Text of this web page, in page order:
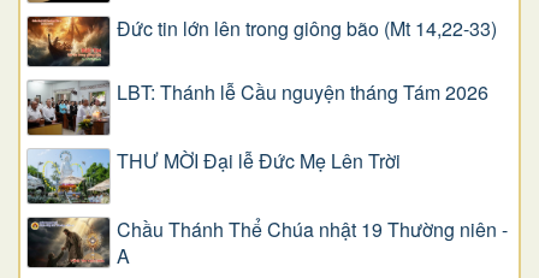
Đức tin lớn lên trong giông bão (Mt 14,22-33)
LBT: Thánh lễ Cầu nguyện tháng Tám 2026
THƯ MỜI Đại lễ Đức Mẹ Lên Trời
Chầu Thánh Thể Chúa nhật 19 Thường niên -
A